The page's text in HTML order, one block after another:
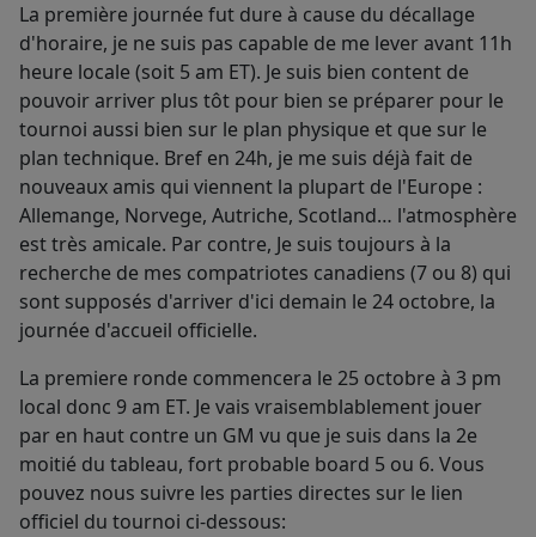
La première journée fut dure à cause du décallage
d'horaire, je ne suis pas capable de me lever avant 11h
heure locale (soit 5 am ET). Je suis bien content de
pouvoir arriver plus tôt pour bien se préparer pour le
tournoi aussi bien sur le plan physique et que sur le
plan technique. Bref en 24h, je me suis déjà fait de
nouveaux amis qui viennent la plupart de l'Europe :
Allemange, Norvege, Autriche, Scotland… l'atmosphère
est très amicale. Par contre, Je suis toujours à la
recherche de mes compatriotes canadiens (7 ou 8) qui
sont supposés d'arriver d'ici demain le 24 octobre, la
journée d'accueil officielle.
La premiere ronde commencera le 25 octobre à 3 pm
local donc 9 am ET. Je vais vraisemblablement jouer
par en haut contre un GM vu que je suis dans la 2e
moitié du tableau, fort probable board 5 ou 6. Vous
pouvez nous suivre les parties directes sur le lien
officiel du tournoi ci-dessous: